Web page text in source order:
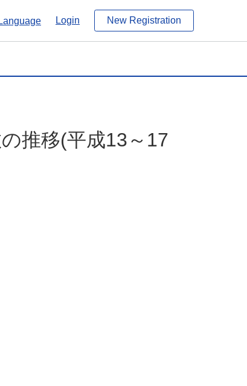
Language Login New Registration
推移(平成13～17